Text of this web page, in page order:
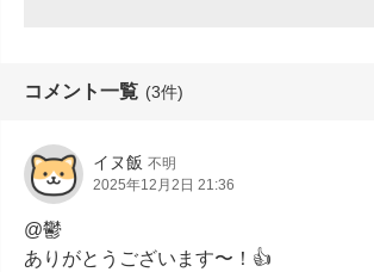
コメント一覧 (3件)
イヌ飯 不明
2025年12月2日 21:36
@鬱
ありがとうございます〜！👍